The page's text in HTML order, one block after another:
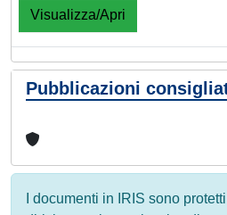
Visualizza/Apri
Pubblicazioni
I documenti in IRIS sono